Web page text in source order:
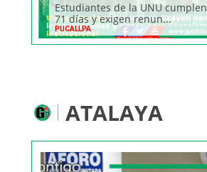
Estudiantes de la UNU cumplen
71 días y exigen renun...
PUCALLPA
ATALAYA